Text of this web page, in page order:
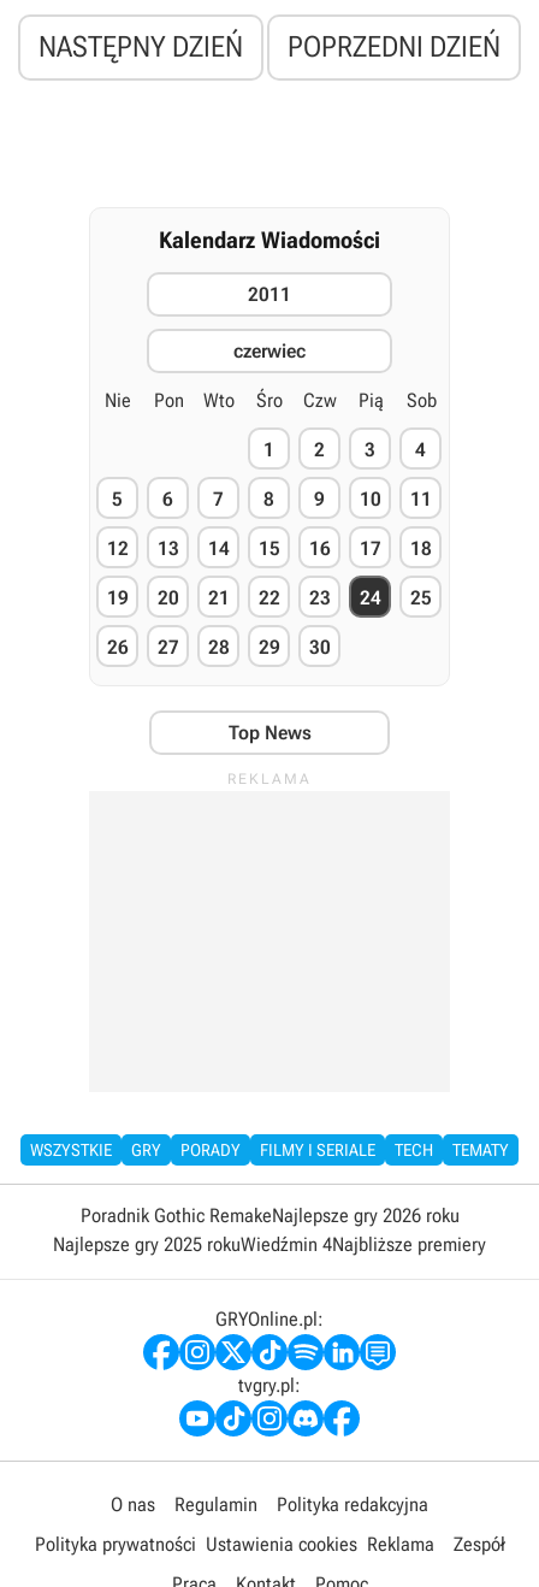
NASTĘPNY DZIEŃ POPRZEDNI DZIEŃ
Kalendarz Wiadomości
2011
czerwiec
Nie Pon Wto Śro Czw Pią Sob
1 2 3 4
5 6 7 8 9 10 11
12 13 14 15 16 17 18
19 20 21 22 23 24 25
26 27 28 29 30
Top News
WSZYSTKIE GRY PORADY FILMY I SERIALE TECH TEMATY
Poradnik Gothic RemakeNajlepsze gry 2026 roku
Najlepsze gry 2025 rokuWiedźmin 4Najbliższe premiery
GRYOnline.pl:
tvgry.pl:
O nas Regulamin
Polityka redakcyjna
Polityka prywatności Ustawienia cookies Reklama
Zespół